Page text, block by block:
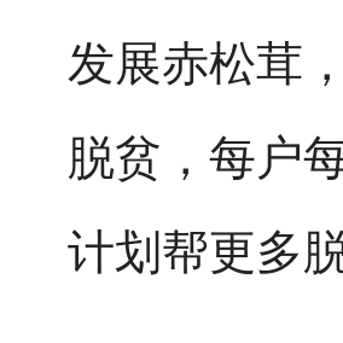
发展赤松茸
脱贫，每户
计划帮更多